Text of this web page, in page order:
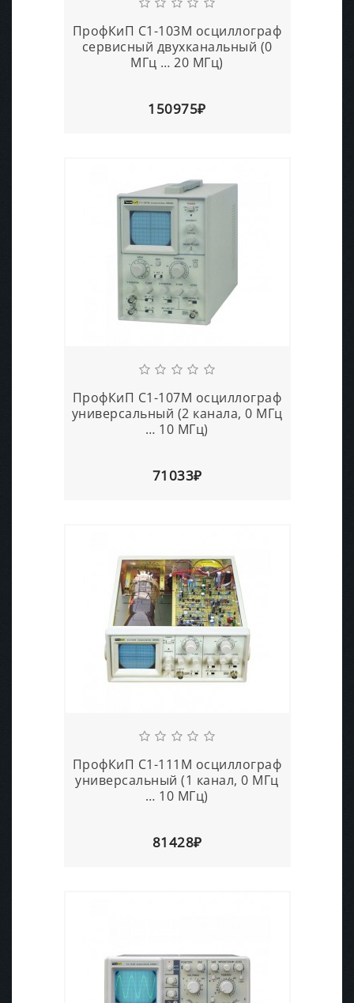
ПрофКиП С1-103М осциллограф
сервисный двухканальный (0
МГц … 20 МГц)
150975₽
ПрофКиП С1-107М осциллограф
универсальный (2 канала, 0 МГц
… 10 МГц)
71033₽
ПрофКиП С1-111М осциллограф
универсальный (1 канал, 0 МГц
… 10 МГц)
81428₽